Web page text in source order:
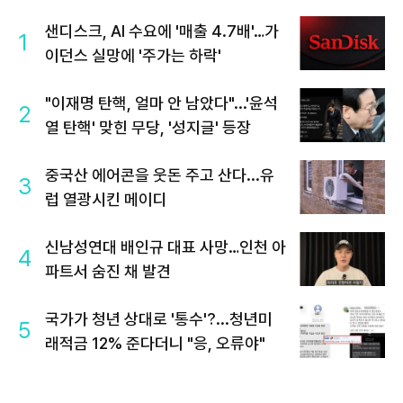
1
샌디스크, AI 수요에 '매출 4.7배'…가
이던스 실망에 '주가는 하락'
2
"이재명 탄핵, 얼마 안 남았다"...'윤석
열 탄핵' 맞힌 무당, '성지글' 등장
3
중국산 에어콘을 웃돈 주고 산다...유
럽 열광시킨 메이디
4
신남성연대 배인규 대표 사망…인천 아
파트서 숨진 채 발견
5
국가가 청년 상대로 '통수'?...청년미
래적금 12% 준다더니 "응, 오류야"